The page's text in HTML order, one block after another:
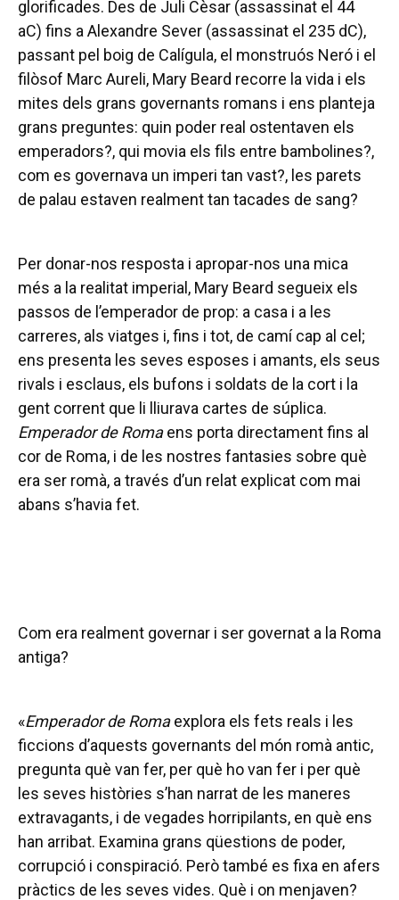
glorificades. Des de Juli Cèsar (assassinat el 44
aC) fins a Alexandre Sever (assassinat el 235 dC),
passant pel boig de Calígula, el monstruós Neró i el
filòsof Marc Aureli, Mary Beard recorre la vida i els
mites dels grans governants romans i ens planteja
grans preguntes: quin poder real ostentaven els
emperadors?, qui movia els fils entre bambolines?,
com es governava un imperi tan vast?, les parets
de palau estaven realment tan tacades de sang?
Per donar-nos resposta i apropar-nos una mica
més a la realitat imperial, Mary Beard segueix els
passos de l’emperador de prop: a casa i a les
carreres, als viatges i, fins i tot, de camí cap al cel;
ens presenta les seves esposes i amants, els seus
rivals i esclaus, els bufons i soldats de la cort i la
gent corrent que li lliurava cartes de súplica.
Emperador de Romaens porta directament fins al
cor de Roma, i de les nostres fantasies sobre què
era ser romà, a través d’un relat explicat com mai
abans s’havia fet.
Com era realment governar i ser governat a la Roma
antiga?
«Emperador de Romaexplora els fets reals i les
ficcions d’aquests governants del món romà antic,
pregunta què van fer, per què ho van fer i per què
les seves històries s’han narrat de les maneres
extravagants, i de vegades horripilants, en què ens
han arribat. Examina grans qüestions de poder,
corrupció i conspiració. Però també es fixa en afers
pràctics de les seves vides. Què i on menjaven?